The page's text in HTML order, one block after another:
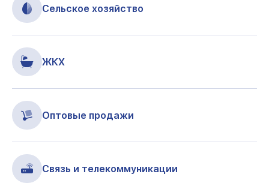
Сельское хозяйство
ЖКХ
Оптовые продажи
Связь и телекоммуникации